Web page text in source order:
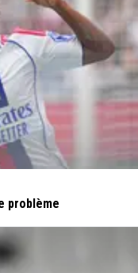
problème